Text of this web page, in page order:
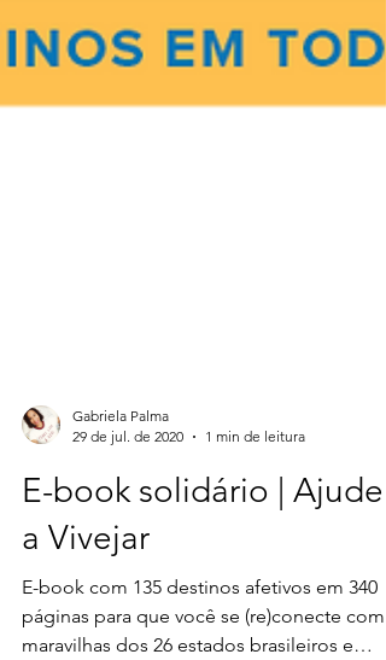
29 de jul. de 2020
1 min de leitura
E-book solidário | Ajude
a Vivejar
E-book com 135 destinos afetivos em 340